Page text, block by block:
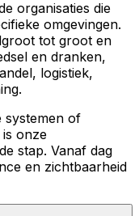
organisaties die
omgevingen.
tot groot en
en dranken,
logistiek,
systemen of
onze
stap. Vanaf dag
en zichtbaarheid